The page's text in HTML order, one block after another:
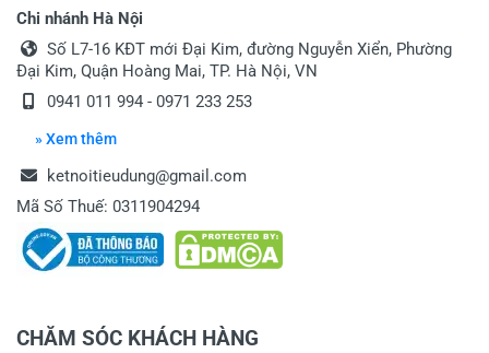
Chi nhánh Hà Nội
Số L7-16 KĐT mới Đại Kim, đường Nguyễn Xiển, Phường
Đại Kim, Quận Hoàng Mai, TP. Hà Nội, VN
0941 011 994 - 0971 233 253
» Xem thêm
ketnoitieudung@gmail.com
Mã Số Thuế: 0311904294
CHĂM SÓC KHÁCH HÀNG